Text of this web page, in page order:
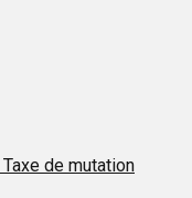
Taxe de mutation